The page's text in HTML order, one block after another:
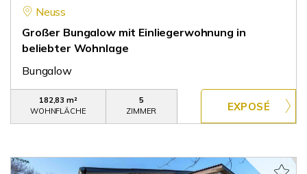
Neuss
Großer Bungalow mit Einliegerwohnung in
beliebter Wohnlage
Bungalow
182,83 m²
WOHNFLÄCHE
5
ZIMMER